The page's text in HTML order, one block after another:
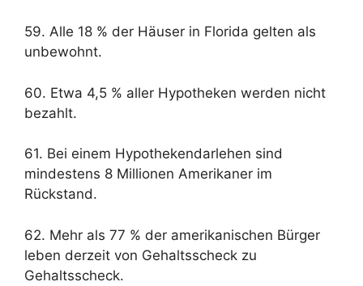
59. Alle 18 % der Häuser in Florida gelten als
unbewohnt.
60. Etwa 4,5 % aller Hypotheken werden nicht
bezahlt.
61. Bei einem Hypothekendarlehen sind
mindestens 8 Millionen Amerikaner im
Rückstand.
62. Mehr als 77 % der amerikanischen Bürger
leben derzeit von Gehaltsscheck zu
Gehaltsscheck.